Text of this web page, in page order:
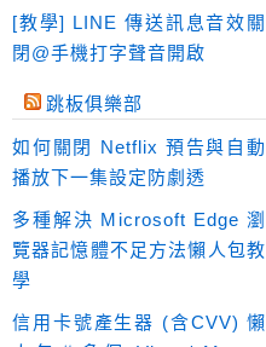
輸入法 (4)
[教學] LINE 傳送訊息音效關
閉@手機打字聲音開啟
跳板俱樂部
如何關閉 Netflix 預告與自動
播放下一集設定防劇透
多種解決 Microsoft Edge 瀏
覽器記憶體不足方法懶人包教
學
信用卡號產生器 (含CVV) 懶